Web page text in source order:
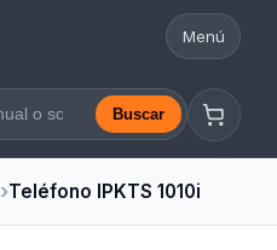
Abrir
Menú
Buscar
Teléfono IPKTS 1010i